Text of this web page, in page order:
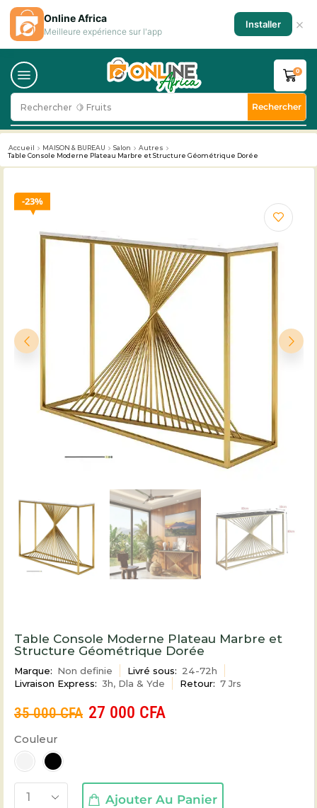
Rechercher 🥛 Milk Rechercher
0
Accueil MAISON & BUREAU Salon
Autres
Table Console Moderne Plateau Marbre et Structure Géométrique Dorée
23%
Table Console Moderne Plateau Marbre et
Structure Géométrique Dorée
Marque: Non definie Livré sous: 24-72h
Livraison Express: 3h, Dla & Yde Retour: 7 Jrs
35 000CFA 27 000 CFA
Couleur
Ajouter Au Panier
Online Africa
Meilleure expérience sur l'app
Installer ×